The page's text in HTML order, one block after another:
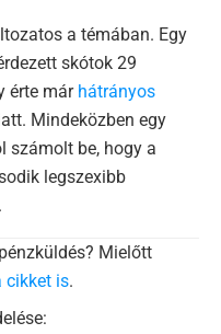
a témában. Egy
skótok 29
érte már hátrányos
Mindeközben egy
számolt be, hogy a
legszexibb
Mielőtt
cikket is.